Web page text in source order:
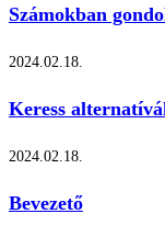
Számokban
2024.02.18.
Keress
2024.02.18.
Bevezető